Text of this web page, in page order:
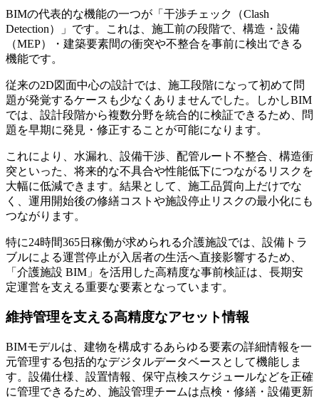
BIMの代表的な機能の一つが「干渉チェック（Clash
Detection）」です。これは、施工前の段階で、構造・設備
（MEP）・建築要素間の衝突や不整合を事前に検出できる
機能です。
従来の2D図面中心の設計では、施工段階になって初めて問
題が発覚するケースも少なくありませんでした。しかしBIM
では、設計段階から複数分野を統合的に検証できるため、問
題を早期に発見・修正することが可能になります。
これにより、水漏れ、設備干渉、配管ルート不整合、構造衝
突といった、将来的な不具合や性能低下につながるリスクを
大幅に低減できます。結果として、施工品質向上だけでな
く、運用開始後の修繕コストや施設停止リスクの最小化にも
つながります。
特に24時間365日稼働が求められる介護施設では、設備トラ
ブルによる運営停止が入居者の生活へ直接影響するため、
「介護施設 BIM」を活用した高精度な事前検証は、長期安
定運営を支える重要な要素となっています。
維持管理を支える高精度なアセット情報
BIMモデルは、建物を構成するあらゆる要素の詳細情報を一
元管理する包括的なデジタルデータベースとして機能しま
す。設備仕様、設置情報、保守点検スケジュールなどを正確
に管理できるため、施設管理チームは点検・修繕・設備更新